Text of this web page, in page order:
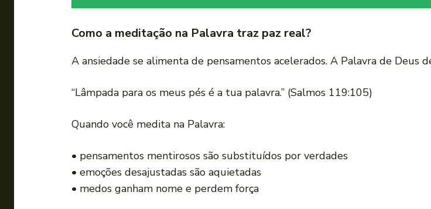
Como a meditação na Palavra traz paz real?
A ansiedade se alimenta de pensamentos acelerados. A Palavra de Deus
“Lâmpada para os meus pés é a tua palavra.” (Salmos 119:105)
Quando você medita na Palavra:
• pensamentos mentirosos são substituídos por verdades
• emoções desajustadas são aquietadas
• medos ganham nome e perdem força